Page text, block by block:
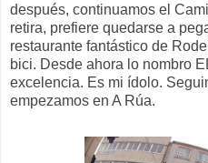
después, continuamos el
retira, prefiere quedarse a
restaurante fantástico de
bici. Desde ahora lo nombro
excelencia. Es mi ídolo.
empezamos en A Rúa.